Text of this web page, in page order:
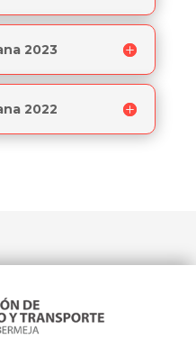
2023
2022